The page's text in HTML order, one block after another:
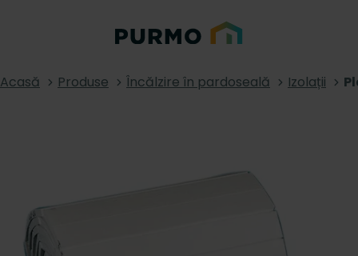
Acasă Produse Încălzire în pardoseală Izolații